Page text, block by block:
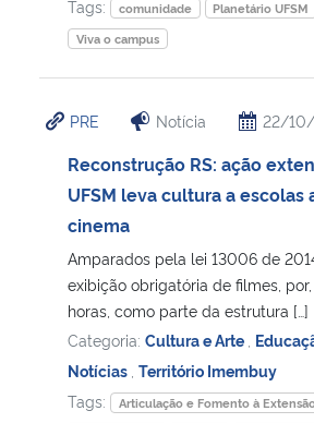
Ministério do Desenvolvimento Regional
Ministério da Mulher, da Família e dos Direitos
Secretaria-Geral
Secretaria de Governo
Gabinete de Segurança Institucional
Advocacia-Geral da União
Tags:
comunidade Planetário UFSM
Viva o campus
PRE Notícia 22/
Reconstrução RS: ação
UFSM leva cultura a escolas
cinema
Amparados pela lei 13006 de
exibição obrigatória de filmes,
horas, como parte da estrutura […]
Categoria: Cultura e Arte
Notícias Território Imembuy
Tags:
Articulação e Fomento à